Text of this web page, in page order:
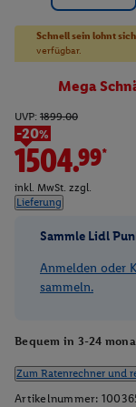
Schnell sein lohnt
verfügbar.
Mega
UVP: 1899.00
-20%
1504.99*
inkl. MwSt. zzgl.
Lieferung
Sammle Lidl
Anmelden oder
sammeln.
Bequem in 3-24
Zum Ratenrechner und
Artikelnummer: